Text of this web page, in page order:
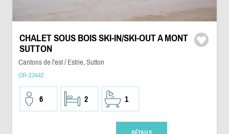
CHALET SOUS BOIS SKI-IN/SKI-OUT A MONT
SUTTON
Cantons de l'est / Estrie, Sutton
OR-23442
6 2 1